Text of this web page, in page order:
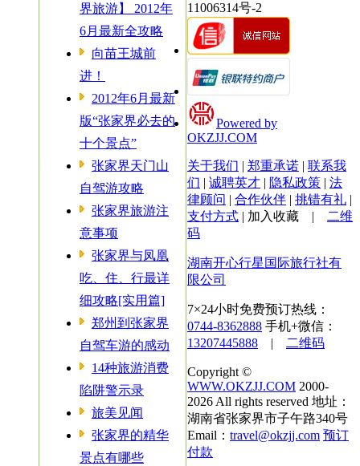
界旅游】 2012年
6月最新全攻略
向苗王城前
进！
2012年6月最新
版“张家界必去的
十个景点”
张家界天门山
自驾游攻略
张家界旅游注
意事项
张家界与凤凰
吃、住、行最详
细攻略[实用篇]
郑州到张家界
自驾车游的感动
14种旅游消费
陷阱警示录
旅美见闻
张家界的精华
景点有哪些
11006314号-2
Powered by
OKZJJ.COM
关于我们 | 郑重承诺 | 联系我
们 | 诚聘英才 | 隐私政策 | 法
律顾问 | 合作伙伴 | 挑错有礼 |
支付方式 | 加入收藏 |
二维
码
湖南开心行星国际旅行社有
限公司
7×24小时免费预订热线：
0744-8362888 手机+微信：
13207445888 | 二维码
Copyright ©
WWW.OKZJJ.COM 2000-
2026 All rights reserved 地址：
湖南省张家界市子午路340号
Email： travel@okzjj.com 预订
付款